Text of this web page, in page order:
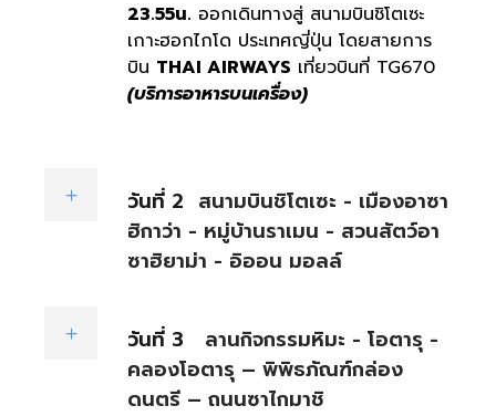
23.55น. ออกเดินทางสู่ สนามบินชิโตเซะ
เกาะฮอกไกโด ประเทศญี่ปุ่น โดยสายการ
บิน THAI AIRWAYS เที่ยวบินที่ TG670
(บริการอาหารบนเครื่อง)
วันที่ 2 สนามบินชิโตเซะ - เมืองอาซา
ฮิกาว่า - หมู่บ้านราเมน - สวนสัตว์อา
ซาฮิยาม่า - อิออน มอลล์
วันที่ 3
ลานกิจกรรมหิมะ - โอตารุ -
คลองโอตารุ – พิพิธภัณฑ์กล่อง
ดนตรี – ถนนซาไกมาชิ